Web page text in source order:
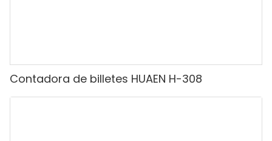
Contadora de billetes HUAEN H-308